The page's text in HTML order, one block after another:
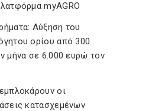
myAGRO
Αύξηση του
ορίου από 300
μήνα σε 6.000 ευρώ τον
οι
κατασχεμένων